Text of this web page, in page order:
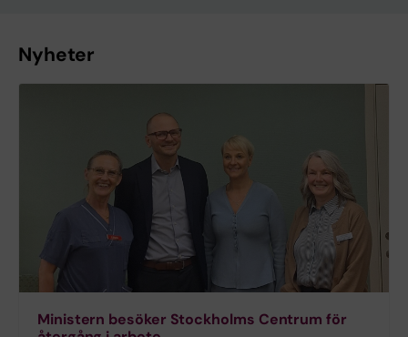
Nyheter
Ministern besöker Stockholms Centrum för